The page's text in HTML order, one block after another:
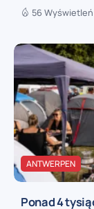
56 Wyświetleń
ANTWERPEN
Ponad 4